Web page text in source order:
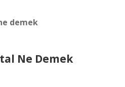
demek
Ne Demek